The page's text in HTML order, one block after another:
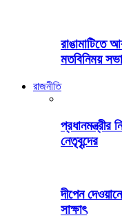
রাঙামাটিতে
মতবিনিময়
রাজনীতি
প্রধানমন্ত্রীর
নেতৃবৃন্দের
দীপেন
সাক্ষাৎ